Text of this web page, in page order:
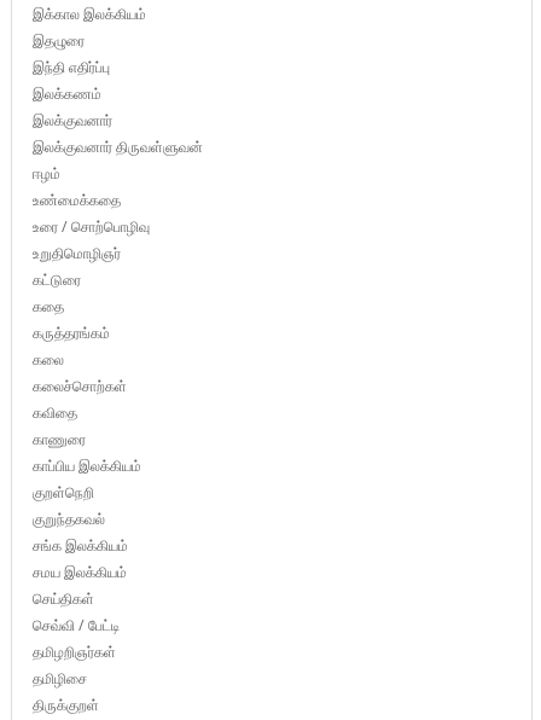
இக்கால இலக்கியம்
இதழுரை
இந்தி எதிர்ப்பு
இலக்கணம்
இலக்குவனார்
இலக்குவனார் திருவள்ளுவன்
ஈழம்
உண்மைக்கதை
உரை / சொற்பொழிவு
உறுதிமொழிஞர்
கட்டுரை
கதை
கருத்தரங்கம்
கலை
கலைச்சொற்கள்
கவிதை
காணுரை
காப்பிய இலக்கியம்
குறள்நெறி
குறுந்தகவல்
சங்க இலக்கியம்
சமய இலக்கியம்
செய்திகள்
செவ்வி / பேட்டி
தமிழறிஞர்கள்
தமிழிசை
திருக்குறள்